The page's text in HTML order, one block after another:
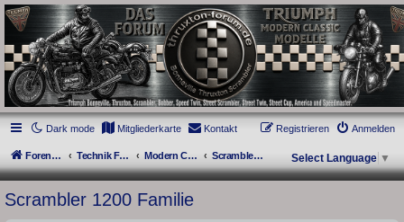
thruxton-forum.de
DAS FORUM! Alles rund um die Triumph Modern Classic Modelle. Das Forum für
die New Bonneville Baureihen ab BJ 2001. Triumph Bonneville, Thruxton,
Scrambler, Bobber, Speed Twin, Street Scrambler, Street Twin, Street Cup, America
und Speedmaster.
Dark mode
Mitgliederkarte Kontakt Anmelden
Registrieren
Foren-Übersicht Technik Forum Modern Classics - Baujahre ab 2016 [LC] Scrambler 1200 Familie Select Language ▼
Scrambler 1200 Familie